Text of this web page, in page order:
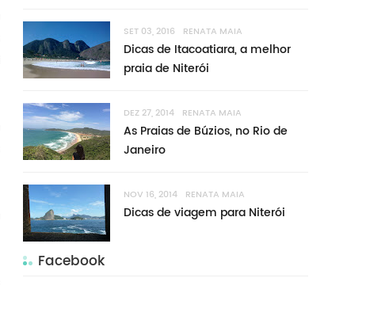
SET 03, 2016 RENATA MAIA
Dicas de Itacoatiara, a melhor
praia de Niterói
DEZ 27, 2014 RENATA MAIA
As Praias de Búzios, no Rio de
Janeiro
NOV 16, 2014 RENATA MAIA
Dicas de viagem para Niterói
Facebook